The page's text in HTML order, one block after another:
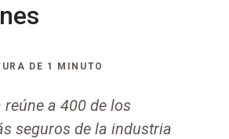
DE 1 MINUTO
a 400 de los
seguros de la industria